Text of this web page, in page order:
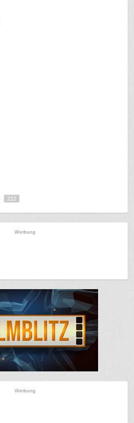
212
Werbung
Werbung